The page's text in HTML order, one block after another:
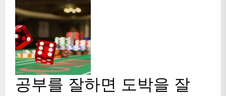
공부를 잘하면 도박을 잘